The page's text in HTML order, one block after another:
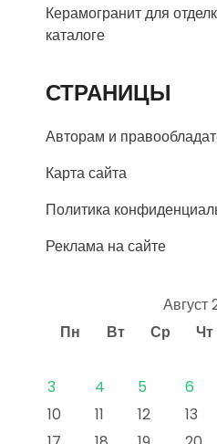
Керамогранит для
каталоге
СТРАНИЦЫ
Авторам и
Карта сайта
Политика
Реклама на сайте
Август
Пн
Вт Ср Чт
3
4 5 6
10
11 12 13